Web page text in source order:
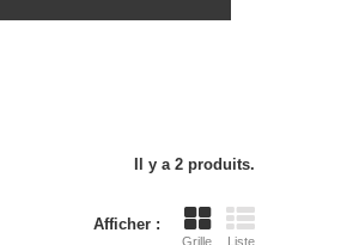
Il y a 2 produits.
Afficher :
Grille Liste